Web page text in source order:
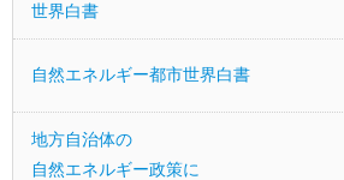
世界白書
自然エネルギー都市世界白書
地方自治体の
自然エネルギー政策に